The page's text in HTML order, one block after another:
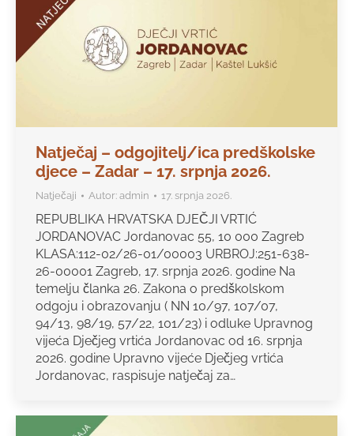
Natječaj – odgojitelj/ica predškolske
djece – Zadar – 17. srpnja 2026.
Natječaji Autor: admin 17. srpnja 2026.
REPUBLIKA HRVATSKA DJEČJI VRTIĆ
JORDANOVAC Jordanovac 55, 10 000 Zagreb
KLASA:112-02/26-01/00003 URBROJ:251-638-
26-00001 Zagreb, 17. srpnja 2026. godine Na
temelju članka 26. Zakona o predškolskom
odgoju i obrazovanju ( NN 10/97, 107/07,
94/13, 98/19, 57/22, 101/23) i odluke Upravnog
vijeća Dječjeg vrtića Jordanovac od 16. srpnja
2026. godine Upravno vijeće Dječjeg vrtića
Jordanovac, raspisuje natječaj za…